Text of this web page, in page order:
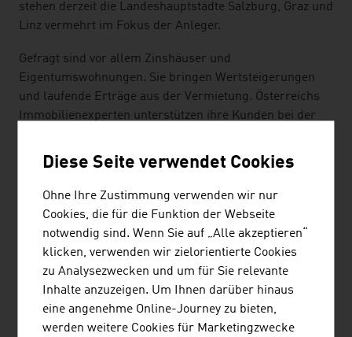
stehen derzeit die Landeshauptstädte Salzburg, Graz und
Linz vermehrt im Fokus der Anleger.
Gefragt sind vor allem Zinshäuser und
Eigentumswohnungen. Sie bringen Wertsteigerungen
und laufende Erträge aus der Vermietung. Österreichs
Immobilienexperten unterstützen ihre Kunden bei der
Wohnungsgröße.
Liegenschaftsbewertung, Portfoliobewertungen und
Projektentwicklung, Due Diligence-Prüfung, Portfolio
NACHHALTIGKEIT
Diese Seite verwendet Cookies
Ohne Ihre Zustimmung verwenden wir nur
Cookies, die für die Funktion der Webseite
notwendig sind. Wenn Sie auf „Alle akzeptieren“
klicken, verwenden wir zielorientierte Cookies
zu Analysezwecken und um für Sie relevante
Inhalte anzuzeigen. Um Ihnen darüber hinaus
eine angenehme Online-Journey zu bieten,
werden weitere Cookies für Marketingzwecke